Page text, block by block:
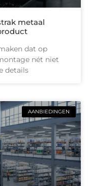
metaal
dat op
nét niet
details
AANBIEDINGEN